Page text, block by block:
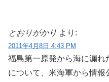
とおりがかり より:
2011年4月8日 4:43 PM
福島第一原発から海に漏れ
について、米海軍から情報